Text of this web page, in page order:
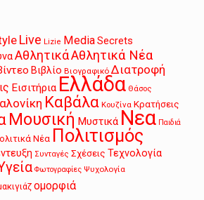
Live Lizie MediaSecrets
ΑθλητικάΑθλητικά Νέα
Βιβλίο Βιογραφικό Διατροφή
Εισιτήρια Ελλάδα Θάσος
Καβάλα Κουζίνα Κρατήσεις
Μουσική Μυστικά Νεα Παιδιά
Νέα Πολιτισμός
Συνταγές Σχέσεις Τεχνολογία
Φωτογραφίες Ψυχολογία
ομορφιά